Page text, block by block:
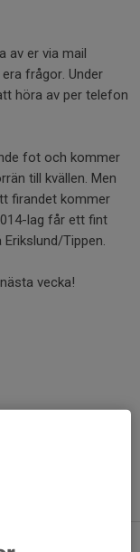
av er via mail
frågor. Under
höra av per telefon
fot och kommer
till kvällen. Men
firandet kommer
lag får ett fint
Tippen.
vecka!